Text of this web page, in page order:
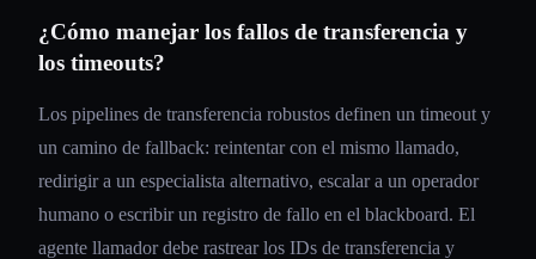
¿Cómo manejar los fallos de transferencia y
los timeouts?
Los pipelines de transferencia robustos definen un timeout y
un camino de fallback: reintentar con el mismo llamado,
redirigir a un especialista alternativo, escalar a un operador
humano o escribir un registro de fallo en el blackboard. El
agente llamador debe rastrear los IDs de transferencia y